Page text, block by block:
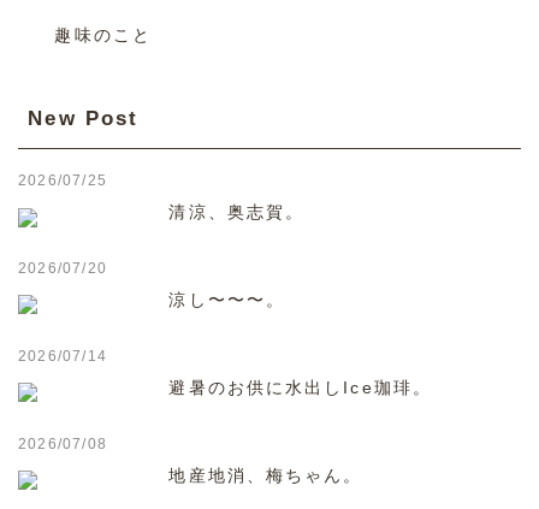
趣味のこと
New Post
2026/07/25
清涼、奥志賀。
2026/07/20
涼し〜〜〜。
2026/07/14
避暑のお供に水出しIce珈琲。
2026/07/08
地産地消、梅ちゃん。